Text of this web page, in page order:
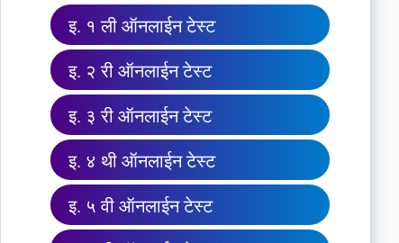
इ. १ ली ऑनलाईन टेस्ट
इ. २ री ऑनलाईन टेस्ट
इ. ३ री ऑनलाईन टेस्ट
इ. ४ थी ऑनलाईन टेस्ट
इ. ५ वी ऑनलाईन टेस्ट